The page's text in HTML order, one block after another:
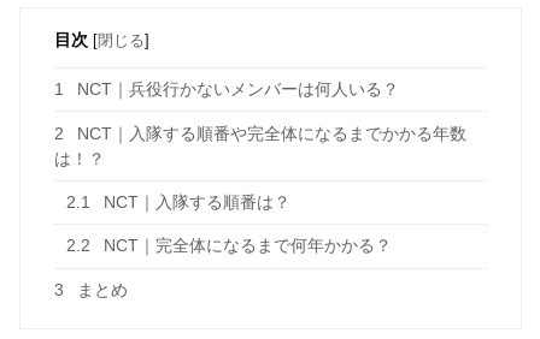
目次 [閉じる]
1 NCT｜兵役行かないメンバーは何人いる？
2
NCT｜入隊する順番や完全体になるまでかかる年数
は！？
2.1 NCT｜入隊する順番は？
2.2 NCT｜完全体になるまで何年かかる？
3 まとめ